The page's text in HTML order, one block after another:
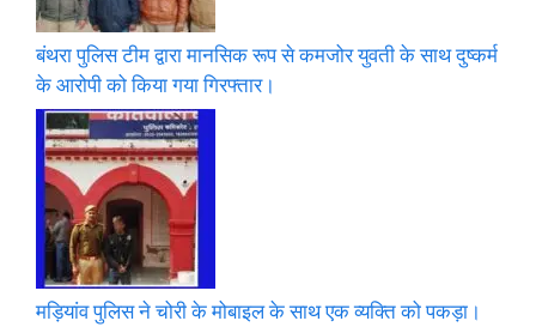
बंथरा पुलिस टीम द्वारा मानसिक रूप से कमजोर युवती के साथ दुष्कर्म
के आरोपी को किया गया गिरफ्तार।
मड़ियांव पुलिस ने चोरी के मोबाइल के साथ एक व्यक्ति को पकड़ा।